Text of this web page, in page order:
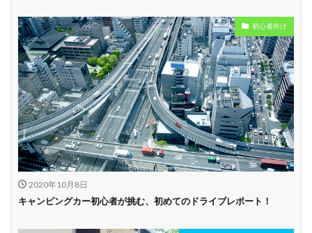
初心者向け
2020年10月8日
キャンピングカー初心者が挑む、初めてのドライブレポート！